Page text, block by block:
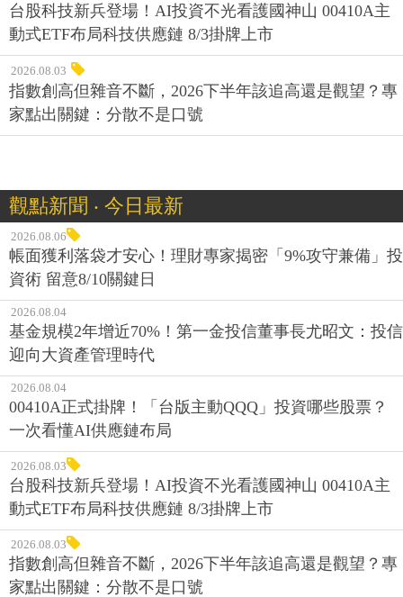
台股科技新兵登場！AI投資不光看護國神山 00410A主
動式ETF布局科技供應鏈 8/3掛牌上市
2026.08.03
指數創高但雜音不斷，2026下半年該追高還是觀望？專
家點出關鍵：分散不是口號
觀點新聞 ‧ 今日最新
2026.08.06
帳面獲利落袋才安心！理財專家揭密「9%攻守兼備」投
資術 留意8/10關鍵日
2026.08.04
基金規模2年增近70%！第一金投信董事長尤昭文：投信
迎向大資產管理時代
2026.08.04
00410A正式掛牌！「台版主動QQQ」投資哪些股票？
一次看懂AI供應鏈布局
2026.08.03
台股科技新兵登場！AI投資不光看護國神山 00410A主
動式ETF布局科技供應鏈 8/3掛牌上市
2026.08.03
指數創高但雜音不斷，2026下半年該追高還是觀望？專
家點出關鍵：分散不是口號